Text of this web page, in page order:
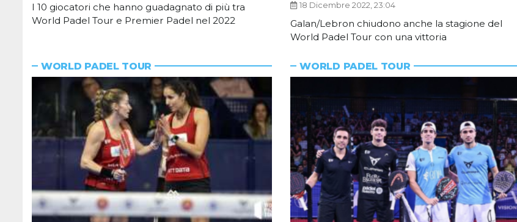
I 10 giocatori che hanno guadagnato di più tra
World Padel Tour e Premier Padel nel 2022
18 Dicembre 2022, 23:04
Galan/Lebron chiudono anche la stagione del
World Padel Tour con una vittoria
WORLD PADEL TOUR WORLD PADEL TOUR